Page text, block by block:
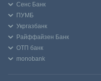
Сенс Банк
ПУМБ
Укргазбанк
Райффайзен Банк
ОТП банк
monobank